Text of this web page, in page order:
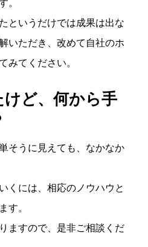
。
というだけでは成果は出な
いただき、改めて自社のホ
みてください。
けど、何から手
そうに見えても、なかなか
くには、相応のノウハウと
す。
ますので、是非ご相談くだ